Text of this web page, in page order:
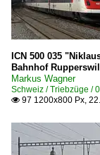
ICN 500 035
Bahnhof
Markus Wagner
Schweiz / Triebzüge
 97 1200x800 Px,